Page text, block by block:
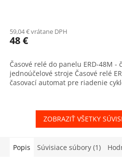
59,04 € vrátane DPH
48 €
Časové relé do panelu ERD-48M -
jednoúčelové stroje Časové relé
časovací automat pre riadenie
ZOBRAZIŤ VŠETKY
Popis Súvisiace súbory (1)